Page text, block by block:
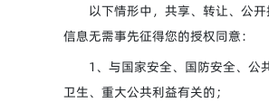
以下情形中，共享、转让、公
信息无需事先征得您的授权同意：
1、与国家安全、国防安全、公
卫生、重大公共利益有关的；